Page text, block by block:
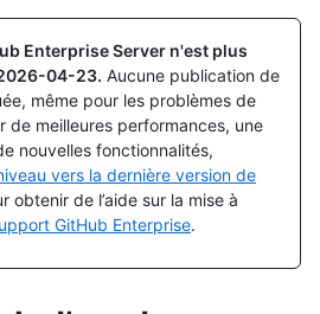
Enterprise Server n'est plus
04-23. Aucune publication de
même pour les problèmes de
de meilleures performances, une
nouvelles fonctionnalités,
vers la dernière version de
obtenir de l’aide sur la mise à
GitHub Enterprise.